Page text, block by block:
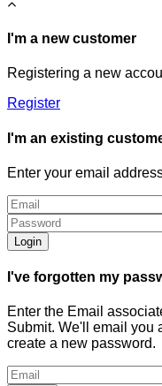
I'm a new customer
Registering a new
Register
I'm an existing
Enter your email
Login
I've forgotten my
Enter the Email
Submit. We'll email you
create a new password.